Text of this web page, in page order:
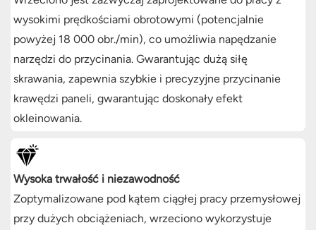
wysokimi prędkościami obrotowymi (potencjalnie
powyżej 18 000 obr./min), co umożliwia napędzanie
narzędzi do przycinania. Gwarantując dużą siłę
skrawania, zapewnia szybkie i precyzyjne przycinanie
krawędzi paneli, gwarantując doskonały efekt
okleinowania.
Wysoka trwałość i niezawodność
Zoptymalizowane pod kątem ciągłej pracy przemysłowej
przy dużych obciążeniach, wrzeciono wykorzystuje